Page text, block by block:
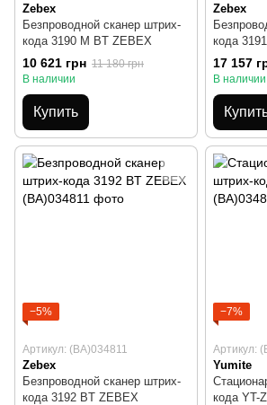
Zebex
Безпроводной сканер штрих-
кода 3190 М BT ZEBEX
10 621 грн 11 180 грн
В наличии
Купить
Zebex
кода
17 157
В наличии
−5%
Артикул: (BA)034811
Zebex
Безпроводной сканер штрих-
кода 3192 BT ZEBEX
−7%
Артикул:
Yumite
кода YT-